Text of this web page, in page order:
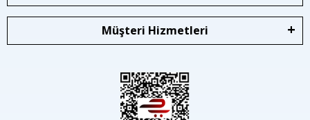
Müşteri Hizmetleri